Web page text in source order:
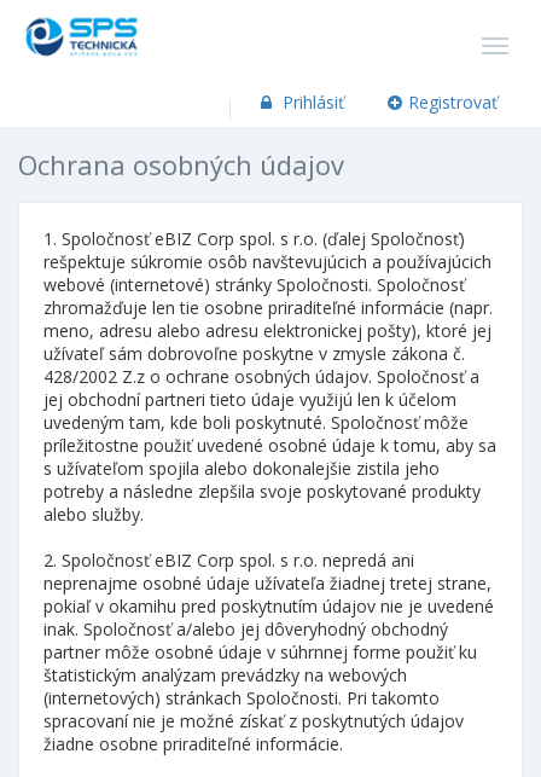
Prihlásiť Registrovať
Ochrana osobných údajov
1. SpoločnosťeBIZ Corp spol. s r.o. (ďalej Spoločnosť)
rešpektuje súkromie osôb navštevujúcich a používajúcich
webové (internetové) stránky Spoločnosti. Spoločnosť
zhromažďuje len tie osobne priraditeľné informácie (napr.
meno, adresu alebo adresu elektronickej pošty), ktoré jej
užívateľ sám dobrovoľne poskytne v zmysle zákona č.
428/2002 Z.z o ochrane osobných údajov. Spoločnosť a
jej obchodní partneri tieto údaje využijú len k účelom
uvedeným tam, kde boli poskytnuté. Spoločnosť môže
príležitostne použiť uvedené osobné údaje k tomu, aby sa
s užívateľom spojila alebo dokonalejšie zistila jeho
potreby a následne zlepšila svoje poskytované produkty
alebo služby.
2. SpoločnosťeBIZ Corp spol. s r.o. nepredá ani
neprenajme osobné údaje užívateľa žiadnej tretej strane,
pokiaľ v okamihu pred poskytnutím údajov nie je uvedené
inak. Spoločnosť a/alebo jej dôveryhodný obchodný
partner môže osobné údaje v súhrnnej forme použiť ku
štatistickým analýzam prevádzky na webových
(internetových) stránkach Spoločnosti. Pri takomto
spracovaní nie je možné získať z poskytnutých údajov
žiadne osobne priraditeľné informácie.